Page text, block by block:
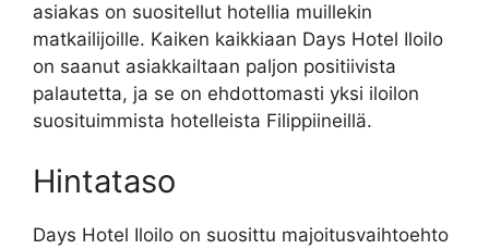
asiakas on suositellut hotellia muillekin
matkailijoille. Kaiken kaikkiaan Days Hotel Iloilo
on saanut asiakkailtaan paljon positiivista
palautetta, ja se on ehdottomasti yksi iloilon
suosituimmista hotelleista Filippiineillä.
Hintataso
Days Hotel Iloilo on suosittu majoitusvaihtoehto